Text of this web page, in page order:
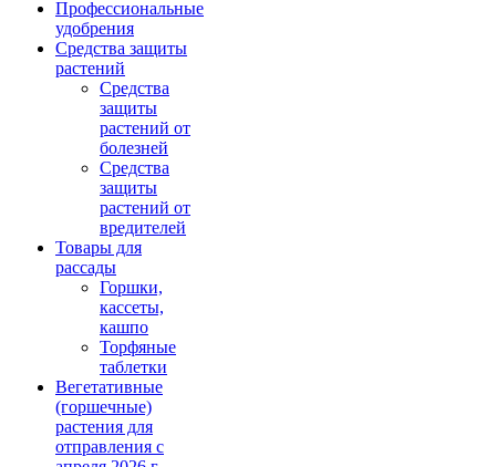
Профессиональные
удобрения
Средства защиты
растений
Средства
защиты
растений от
болезней
Средства
защиты
растений от
вредителей
Товары для
рассады
Горшки,
кассеты,
кашпо
Торфяные
таблетки
Вегетативные
(горшечные)
растения для
отправления с